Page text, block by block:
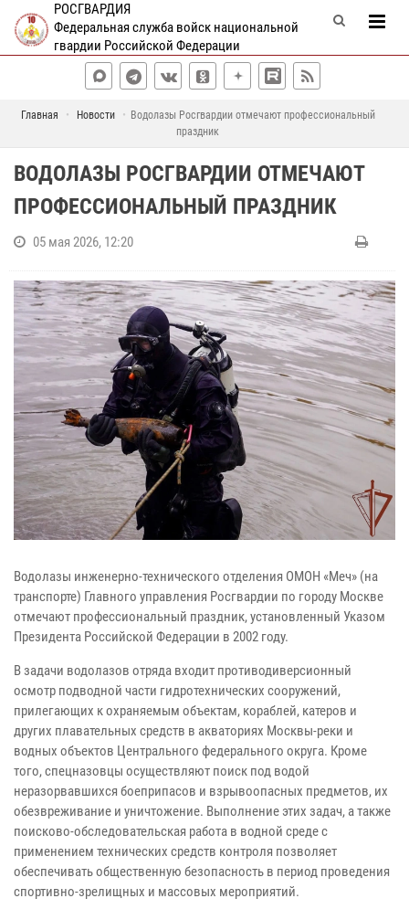
РОСГВАРДИЯ
Федеральная служба войск национальной
гвардии Российской Федерации
Главная Новости
Водолазы Росгвардии отмечают профессиональный
праздник
ВОДОЛАЗЫ РОСГВАРДИИ ОТМЕЧАЮТ
ПРОФЕССИОНАЛЬНЫЙ ПРАЗДНИК
05 мая 2026, 12:20
Водолазы инженерно-технического отделения ОМОН «Меч» (на
транспорте) Главного управления Росгвардии по городу Москве
отмечают профессиональный праздник, установленный Указом
Президента Российской Федерации в 2002 году.
В задачи водолазов отряда входит противодиверсионный
осмотр подводной части гидротехнических сооружений,
прилегающих к охраняемым объектам, кораблей, катеров и
других плавательных средств в акваториях Москвы-реки и
водных объектов Центрального федерального округа. Кроме
того, спецназовцы осуществляют поиск под водой
неразорвавшихся боеприпасов и взрывоопасных предметов, их
обезвреживание и уничтожение. Выполнение этих задач, а также
поисково-обследовательская работа в водной среде с
применением технических средств контроля позволяет
обеспечивать общественную безопасность в период проведения
спортивно-зрелищных и массовых мероприятий.